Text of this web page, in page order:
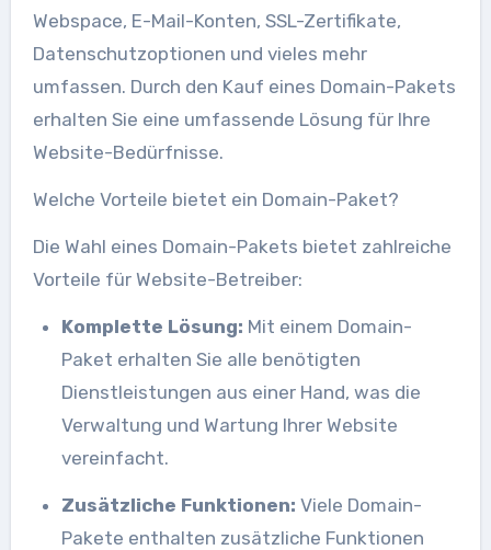
Webspace, E-Mail-Konten, SSL-Zertifikate,
Datenschutzoptionen und vieles mehr
umfassen. Durch den Kauf eines Domain-Pakets
erhalten Sie eine umfassende Lösung für Ihre
Website-Bedürfnisse.
Welche Vorteile bietet ein Domain-Paket?
Die Wahl eines Domain-Pakets bietet zahlreiche
Vorteile für Website-Betreiber:
Komplette Lösung: Mit einem Domain-
Paket erhalten Sie alle benötigten
Dienstleistungen aus einer Hand, was die
Verwaltung und Wartung Ihrer Website
vereinfacht.
Zusätzliche Funktionen: Viele Domain-
Pakete enthalten zusätzliche Funktionen